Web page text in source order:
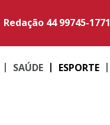
Redação 44 99745-1771
SAÚDE ESPORTE